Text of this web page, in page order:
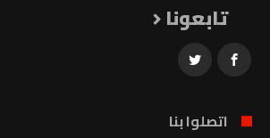
تابعونا
اتصلوا بنا